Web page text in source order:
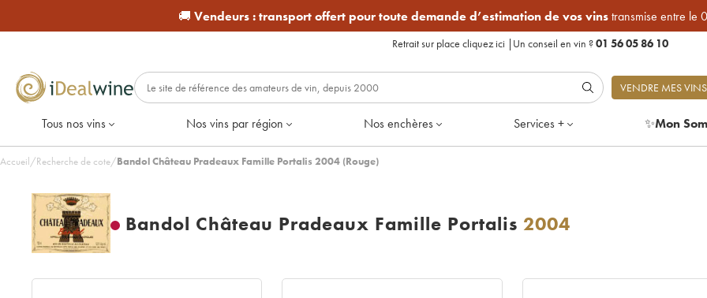
🚚 Vendeurs :transport offert pour toute demande d’estimation de vos vinstransmise entre le
Retrait sur place cliquez ici | Un conseil en vin ?01 56 05 86 10
VENDRE MES VINS
Tous nos vins Nos vins par région Nos enchères Services + ✨Mon
Accueil/Recherche de cote/Bandol Château Pradeaux Famille Portalis 2004 (Rouge)
Bandol Château Pradeaux Famille Portalis 2004